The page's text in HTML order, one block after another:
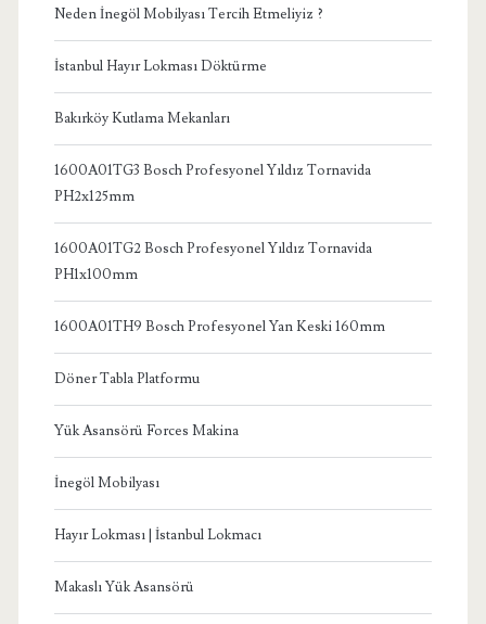
Neden İnegöl Mobilyası Tercih Etmeliyiz ?
İstanbul Hayır Lokması Döktürme
Bakırköy Kutlama Mekanları
1600A01TG3 Bosch Profesyonel Yıldız Tornavida
PH2x125mm
1600A01TG2 Bosch Profesyonel Yıldız Tornavida
PH1x100mm
1600A01TH9 Bosch Profesyonel Yan Keski 160mm
Döner Tabla Platformu
Yük Asansörü Forces Makina
İnegöl Mobilyası
Hayır Lokması | İstanbul Lokmacı
Makaslı Yük Asansörü